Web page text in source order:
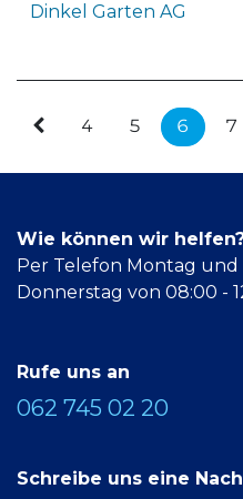
Dinkel Garten AG
4 5 6 7
Wie können wir
Per Telefon Montag und
Donnerstag von 08:00 -
Rufe uns an
062 745 02 20
Schreibe uns eine